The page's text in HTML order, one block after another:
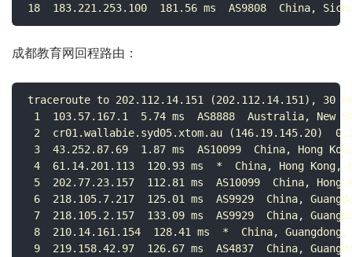
18  183.221.253.100  181.56 ms  AS9808  China,
成都教育网回程路由：
traceroute to 202.112.14.151 (202.112.14.151), 30
1  103.57.167.1  5.74 ms  AS8888  Australia, New
2  cr01.wallabie.syd05.xtom.au (146.19.145.20)
3  43.252.87.69  1.87 ms  AS10099  China, Hong
4  61.14.201.113  120.93 ms  *  China, Hong Kong,
5  202.77.23.157  112.81 ms  AS10099  China, Hong
6  218.105.7.217  125.01 ms  AS9929  China,
7  218.105.2.157  133.09 ms  AS9929  China,
8  210.14.161.154  128.41 ms  *  China, Guangdong,
9  219.158.42.97  126.67 ms  AS4837  China,